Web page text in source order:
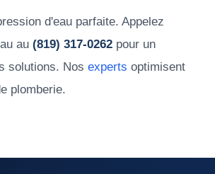
d'eau parfaite. Appelez
au (819) 317-0262 pour un
solutions. Nos experts optimisent
plomberie.